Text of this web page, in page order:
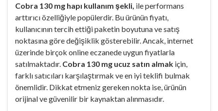
Cobra 130 mg hapı kullanım şekli, ile performans
arttırıcı özelliğiyle popülerdir. Bu ürünün fiyatı,
kullanıcının tercih ettiği paketin boyutuna ve satış
noktasına göre değişiklik gösterebilir. Ancak, internet
üzerinde birçok online eczanede uygun fiyatlarla
satılmaktadır. Cobra 130 mg ucuz satın almak için,
farklı satıcıları karşılaştırmak ve en iyi teklifi bulmak
önemlidir. Dikkat etmeniz gereken nokta ise, ürünün
orijinal ve güvenilir bir kaynaktan alınmasıdır.